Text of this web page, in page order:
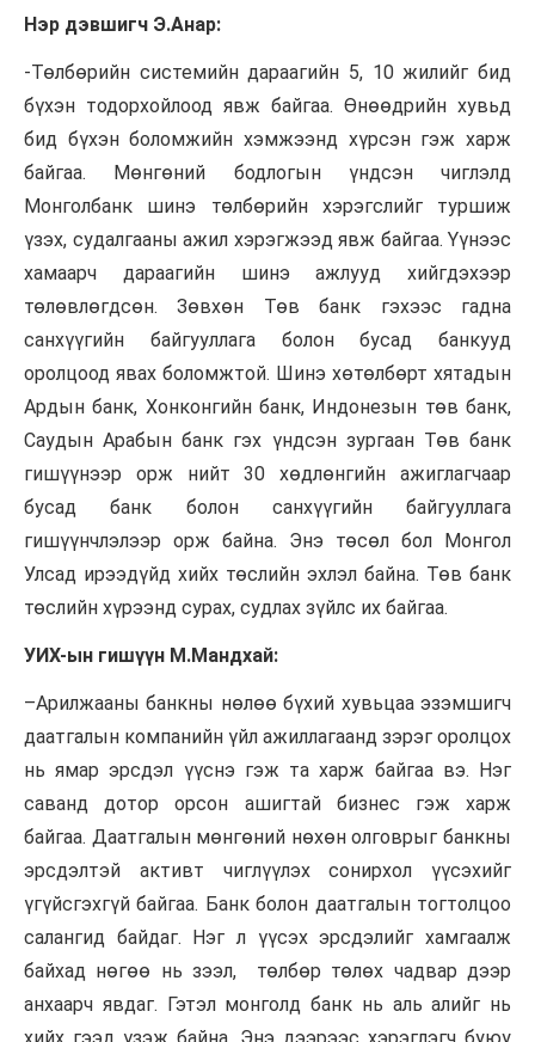
Нэр дэвшигч Э.Анар:
-Төлбөрийн системийн дараагийн 5, 10 жилийг бид
бүхэн тодорхойлоод явж байгаа. Өнөөдрийн хувьд
бид бүхэн боломжийн хэмжээнд хүрсэн гэж харж
байгаа. Мөнгөний бодлогын үндсэн чиглэлд
Монголбанк шинэ төлбөрийн хэрэгслийг туршиж
үзэх, судалгааны ажил хэрэгжээд явж байгаа. Үүнээс
хамаарч дараагийн шинэ ажлууд хийгдэхээр
төлөвлөгдсөн. Зөвхөн Төв банк гэхээс гадна
санхүүгийн байгууллага болон бусад банкууд
оролцоод явах боломжтой. Шинэ хөтөлбөрт хятадын
Ардын банк, Хонконгийнбанк, Индонезын төв банк,
Саудын Арабын банк гэх үндсэн зургаан Төв банк
гишүүнээр орж нийт 30 хөдлөнгийн ажиглагчаар
бусад банк болон санхүүгийн байгууллага
гишүүнчлэлээр орж байна. Энэ төсөл бол Монгол
Улсад ирээдүйд хийх төслийн эхлэл байна. Төв банк
төслийн хүрээнд сурах, судлах зүйлс их байгаа.
УИХ-ын гишүүн М.Мандхай:
–Арилжааны банкны нөлөө бүхий хувьцаа эзэмшигч
даатгалын компанийн үйл ажиллагаанд зэрэг оролцох
нь ямар эрсдэл үүснэ гэж та харж байгаа вэ. Нэг
саванд дотор орсон ашигтай бизнес гэж харж
байгаа. Даатгалын мөнгөний нөхөн олговрыг банкны
эрсдэлтэй активт чиглүүлэх сонирхол үүсэхийг
үгүйсгэхгүй байгаа. Банк болон даатгалын тогтолцоо
салангид байдаг. Нэг л үүсэх эрсдэлийг хамгаалж
байхад нөгөө нь зээл, төлбөр төлөх чадвар дээр
анхаарч явдаг. Гэтэл монголд банк нь аль алийг нь